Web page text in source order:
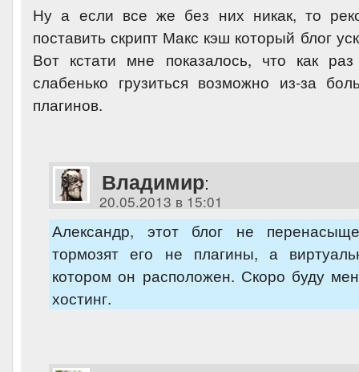
Ну а если все же без них никак, то
поставить скрипт Макс кэш который блог
Вот кстати мне показалось, что как
слабенько грузиться возможно из-за
плагинов.
Владимир:
20.05.2013 в 15:01
Александр, этот блог не
тормозят его не плагины, а
котором он расположен. Скоро буду
хостинг.